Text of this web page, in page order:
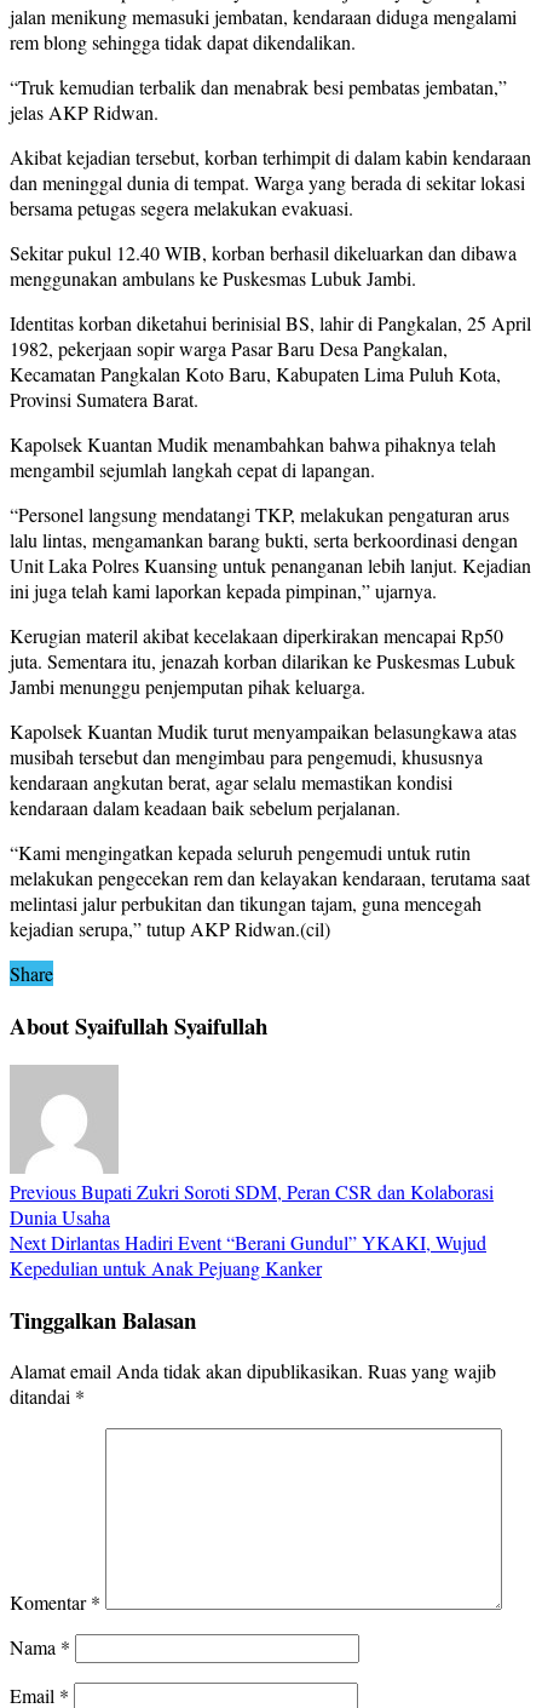
jalan menikung memasuki jembatan, kendaraan diduga mengalami
rem blong sehingga tidak dapat dikendalikan.
“Truk kemudian terbalik dan menabrak besi pembatas jembatan,”
jelas AKP Ridwan.
Akibat kejadian tersebut, korban terhimpit di dalam kabin kendaraan
dan meninggal dunia di tempat. Warga yang berada di sekitar lokasi
bersama petugas segera melakukan evakuasi.
Sekitar pukul 12.40 WIB, korban berhasil dikeluarkan dan dibawa
menggunakan ambulans ke Puskesmas Lubuk Jambi.
Identitas korban diketahui berinisial BS, lahir di Pangkalan, 25 April
1982, pekerjaan sopir warga Pasar Baru Desa Pangkalan,
Kecamatan Pangkalan Koto Baru, Kabupaten Lima Puluh Kota,
Provinsi Sumatera Barat.
Kapolsek Kuantan Mudik menambahkan bahwa pihaknya telah
mengambil sejumlah langkah cepat di lapangan.
“Personel langsung mendatangi TKP, melakukan pengaturan arus
lalu lintas, mengamankan barang bukti, serta berkoordinasi dengan
Unit Laka Polres Kuansing untuk penanganan lebih lanjut. Kejadian
ini juga telah kami laporkan kepada pimpinan,” ujarnya.
Kerugian materil akibat kecelakaan diperkirakan mencapai Rp50
juta. Sementara itu, jenazah korban dilarikan ke Puskesmas Lubuk
Jambi menunggu penjemputan pihak keluarga.
Kapolsek Kuantan Mudik turut menyampaikan belasungkawa atas
musibah tersebut dan mengimbau para pengemudi, khususnya
kendaraan angkutan berat, agar selalu memastikan kondisi
kendaraan dalam keadaan baik sebelum perjalanan.
“Kami mengingatkan kepada seluruh pengemudi untuk rutin
melakukan pengecekan rem dan kelayakan kendaraan, terutama saat
melintasi jalur perbukitan dan tikungan tajam, guna mencegah
kejadian serupa,” tutup AKP Ridwan.(cil)
Share
About Syaifullah Syaifullah
PreviousBupati Zukri Soroti SDM, Peran CSR dan Kolaborasi
Dunia Usaha
NextDirlantas Hadiri Event “Berani Gundul” YKAKI, Wujud
Kepedulian untuk Anak Pejuang Kanker
Tinggalkan Balasan
Alamat email Anda tidak akan dipublikasikan. Ruas yang wajib
ditandai *
Komentar*
Nama *
Email *